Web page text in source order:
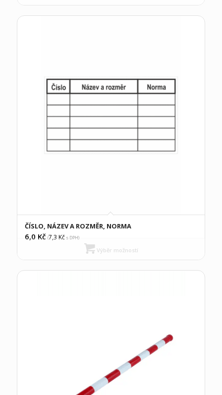
ČÍSLO, NÁZEV A ROZMĚR, NORMA
6,0 Kč (7,3 Kčs DPH)
Výběr možností